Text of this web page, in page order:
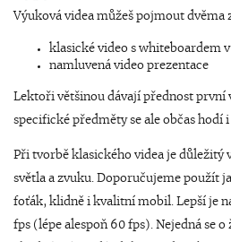
Výuková videa můžeš pojmout dvěma
klasické video s whiteboardem
namluvená video prezentace
Lektoři většinou dávají přednost první
specifické předměty se ale občas hodí
Při tvorbě klasického videa je důležitý
světla a zvuku. Doporučujeme použít
foťák, klidně i kvalitní mobil. Lepší je
fps (lépe alespoň 60 fps). Nejedná se